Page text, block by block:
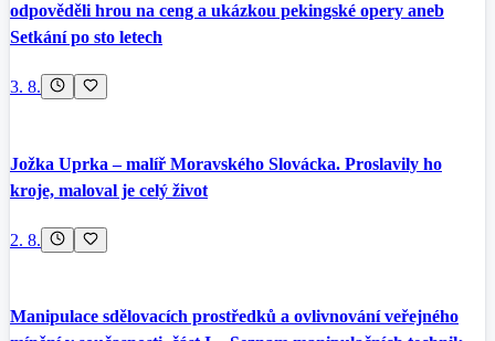
odpověděli hrou na ceng a ukázkou pekingské opery aneb
Setkání po sto letech
3. 8.
Jožka Uprka – malíř Moravského Slovácka. Proslavily ho
kroje, maloval je celý život
2. 8.
Manipulace sdělovacích prostředků a ovlivnování veřejného